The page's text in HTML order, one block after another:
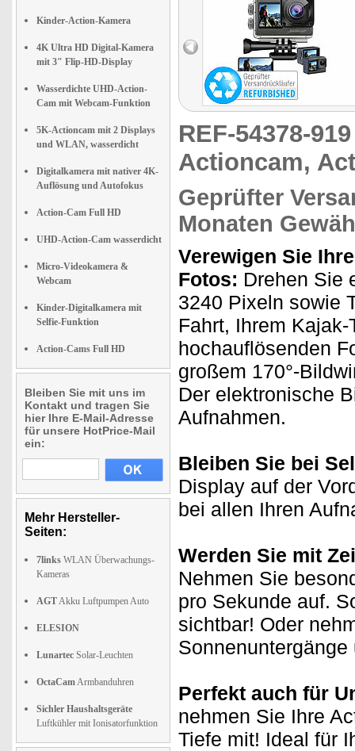
Kinder-Action-Kamera
4K Ultra HD Digital-Kamera
mit 3" Flip-HD-Display
Wasserdichte UHD-Action-
Cam mit Webcam-Funktion
5K-Actioncam mit 2 Displays
und WLAN, wasserdicht
Digitalkamera mit nativer 4K-
Auflösung und Autofokus
Action-Cam Full HD
UHD-Action-Cam wasserdicht
Micro-Videokamera &
Webcam
Kinder-Digitalkamera mit
Selfie-Funktion
Action-Cams Full HD
Bleiben Sie mit uns im
Kontakt und tragen Sie
hier Ihre E-Mail-Adresse
für unsere HotPrice-Mail
ein:
Mehr Hersteller-
Seiten:
7links WLAN Überwachungs-
Kameras
AGTAkku Luftpumpen Auto
ELESION
Lunartec Solar-Leuchten
OctaCamArmbanduhren
Sichler Haushaltsgeräte
Luftkühler mit Ionisatorfunktion
REF-54378-
Actioncam,
Geprüfter
Monaten
Verewigen Sie
Fotos: Drehen Sie
3240 Pixeln sowie
Fahrt, Ihrem
hochauflösenden
großem 170°-
Der elektronische
Aufnahmen.
Bleiben Sie bei
Display auf der
bei allen Ihren
Werden Sie mit
Nehmen Sie
pro Sekunde auf.
sichtbar! Oder
Sonnenuntergänge
Perfekt auch für
nehmen Sie Ihre
Tiefe mit! Ideal für